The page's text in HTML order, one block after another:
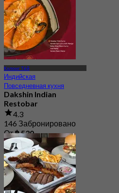
Кхлонг Тёй
Индийская
Повседневная кухня
Dakshin Indian
Restobar
4.3
146 Забронировано
От฿ 530